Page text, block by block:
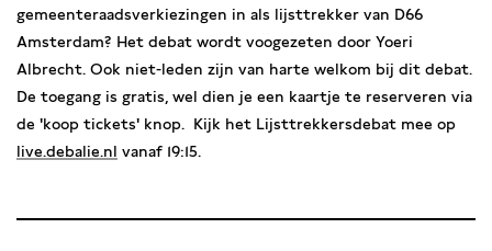
gemeenteraadsverkiezingen in als lijsttrekker van D66
Amsterdam? Het debat wordt voogezeten door Yoeri
Albrecht. Ook niet-leden zijn van harte welkom bij dit debat.
De toegang is gratis, wel dien je een kaartje te reserveren via
de 'koop tickets' knop. Kijk het Lijsttrekkersdebat mee op
live.debalie.nl vanaf 19:15.